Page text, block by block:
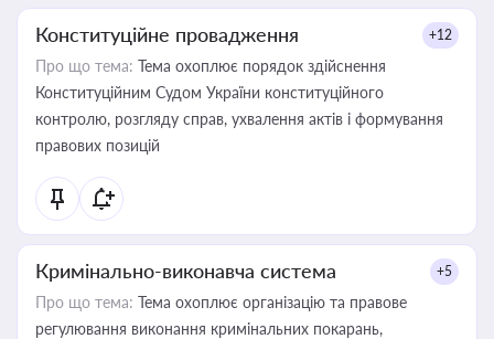
Конституційне провадження +12
Про що тема: Тема охоплює порядок здійснення
Конституційним Судом України конституційного
контролю, розгляду справ, ухвалення актів і формування
правових позицій
Кримінально-виконавча система +5
Про що тема: Тема охоплює організацію та правове
регулювання виконання кримінальних покарань,